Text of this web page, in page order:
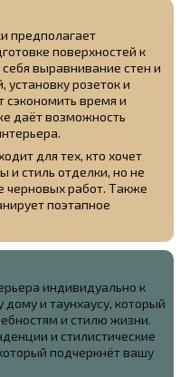
предполагает
поверхностей к
выравнивание стен и
розеток и
сэкономить время и
даёт возможность
для тех, кто хочет
и стиль отделки, но не
черновых работ. Также
поэтапное
индивидуально к
и таунхаусу, который
и стилю жизни.
и стилистические
подчеркнёт вашу